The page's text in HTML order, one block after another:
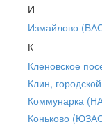
И
Измайлово
К
Кленовское
Клин,
Коммунарка
Коньково